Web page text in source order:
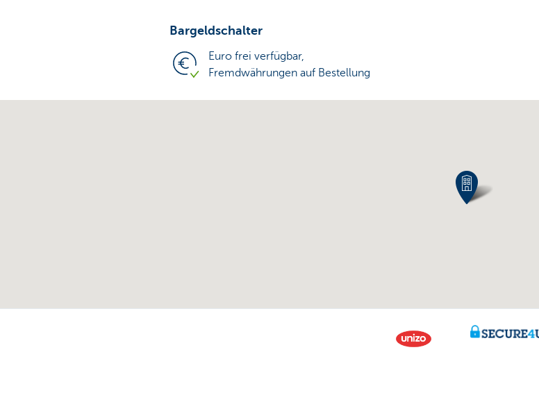
Bargeldschalter
Euro frei verfügbar,
Fremdwährungen auf Bestellung